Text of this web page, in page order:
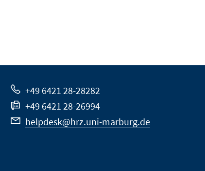
+49 6421 28-28282
+49 6421 28-26994
helpdesk@hrz.uni-marburg.de